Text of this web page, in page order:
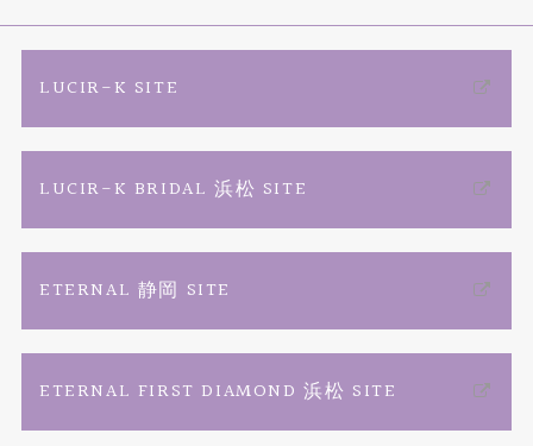
エタニティーリング
婚約ネックレス
リフォーム
結婚記念日ジュエリー
ファッションジュエリー
ベビーリング
オンライン接客
動画コンテンツ
商品一覧
ブランドリスト
お客様の声
店舗情報・会社概要
TIARAフェア総合
特定商取引に関する表記
LUCIR-K SITE
LUCIR-K BRIDAL 浜松 SITE
ETERNAL 静岡 SITE
ETERNAL FIRST DIAMOND 浜松 SITE